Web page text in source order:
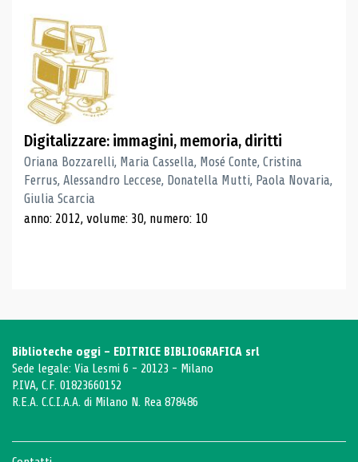
Digitalizzare: immagini, memoria, diritti
Oriana Bozzarelli, Maria Cassella, Mosé Conte, Cristina
Ferrus, Alessandro Leccese, Donatella Mutti, Paola Novaria,
Giulia Scarcia
anno: 2012, volume: 30, numero: 10
Biblioteche oggi - EDITRICE BIBLIOGRAFICA srl
Sede legale: Via Lesmi 6 - 20123 - Milano
P.IVA, C.F. 01823660152
R.E.A. C.C.I.A.A. di Milano N. Rea 878486